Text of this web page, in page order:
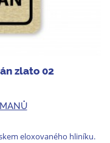
zlato 02
eloxovaného hliníku.